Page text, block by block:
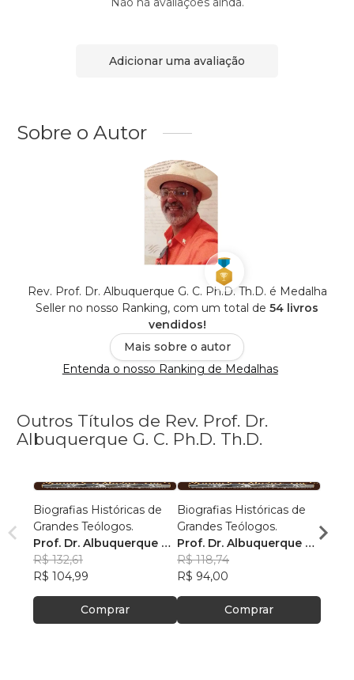
Adicionar uma avaliação
Sobre o Autor
Rev. Prof. Dr. Albuquerque G. C. Ph.D. Th.D. é Medalha
Seller no nosso Ranking, com um total de 54 livros
vendidos!
Mais sobre o autor
Entenda o nosso Ranking de Medalhas
Outros Títulos de Rev. Prof. Dr.
Albuquerque G. C. Ph.D. Th.D.
Biografias Históricas de
Grandes Teólogos.
Prof. Dr. Albuquerque G.
C.
R$ 132,61
R$ 104,99
Comprar
Biografias Históricas de
Grandes Teólogos.
Prof. Dr. Albuquerque G.
C.
R$ 118,74
R$ 94,00
Comprar
Prof.